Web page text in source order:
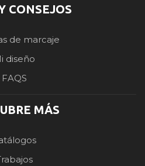
CONSEJOS
de marcaje
diseño
FAQS
MÁS